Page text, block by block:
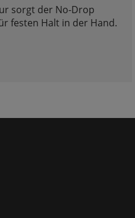
sorgt der No-Drop
festen Halt in der Hand.